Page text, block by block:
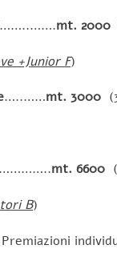
……..…….mt. 2000
+Junior F)
…..……mt. 3000
…………..mt. 6600
B)